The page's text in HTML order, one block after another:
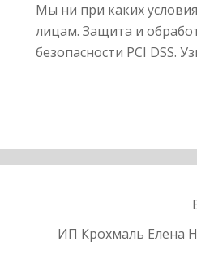
Мы ни при каких
лицам. Защита и
безопасности PCI DSS.
ИП Крохмаль Елена